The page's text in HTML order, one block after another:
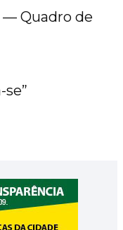
— Quadro de